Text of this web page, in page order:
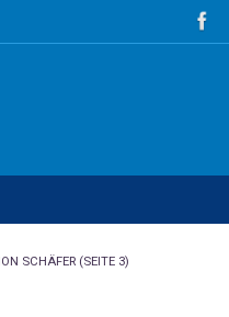
SCHÄFER(SEITE 3)